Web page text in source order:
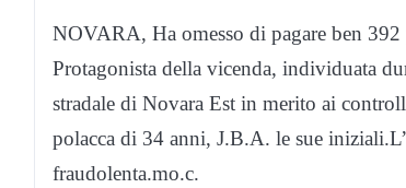
NOVARA, Ha omesso di pagare ben
Protagonista della vicenda, individuata
stradale di Novara Est in merito ai
polacca di 34 anni, J.B.A. le sue
fraudolenta.mo.c.